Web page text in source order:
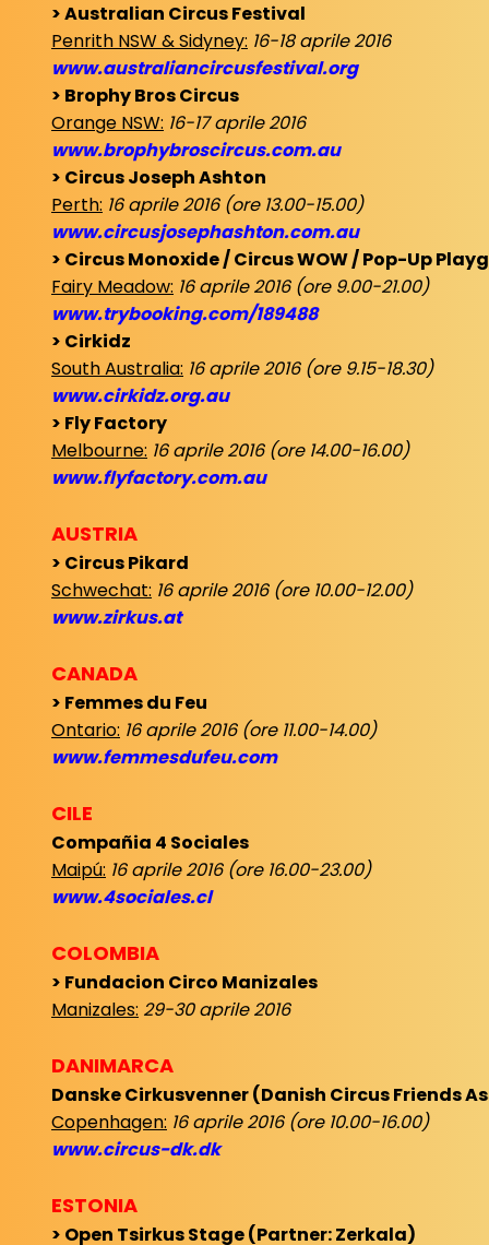
> Australian Circus Festival
Penrith NSW & Sidyney: 16-18 aprile 2016
www.australiancircusfestival.org
> Brophy Bros Circus
Orange NSW: 16-17 aprile 2016
www.brophybroscircus.com.au
> Circus Joseph Ashton
Perth: 16 aprile 2016 (ore 13.00-15.00)
www.circusjosephashton.com.au
> Circus Monoxide / Circus WOW / Pop-Up
Fairy Meadow: 16 aprile 2016 (ore 9.00-21.00)
www.trybooking.com/189488
> Cirkidz
South Australia: 16 aprile 2016 (ore 9.15-18.30)
www.cirkidz.org.au
> Fly Factory
Melbourne: 16 aprile 2016 (ore 14.00-16.00)
www.flyfactory.com.au
AUSTRIA
> Circus Pikard
Schwechat: 16 aprile 2016 (ore 10.00-12.00)
www.zirkus.at
CANADA
> Femmes du Feu
Ontario: 16 aprile 2016 (ore 11.00-14.00)
www.femmesdufeu.com
CILE
Compañia 4 Sociales
Maipú: 16 aprile 2016 (ore 16.00-23.00)
www.4sociales.cl
COLOMBIA
> Fundacion Circo Manizales
Manizales: 29-30 aprile 2016
DANIMARCA
Danske Cirkusvenner (Danish Circus Friends
Copenhagen: 16 aprile 2016 (ore 10.00-16.00)
www.circus-dk.dk
ESTONIA
> Open Tsirkus Stage (Partner: Zerkala)